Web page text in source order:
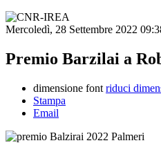
Mercoledì, 28 Settembre 2022
Premio Barzilai a
dimensione font riduci
Stampa
Email